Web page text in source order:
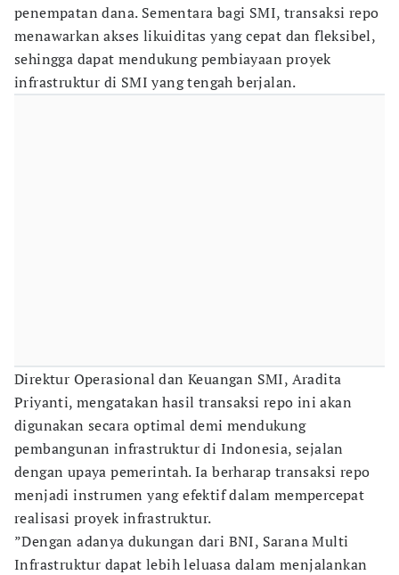
penempatan dana. Sementara bagi SMI, transaksi repo
menawarkan akses likuiditas yang cepat dan fleksibel,
sehingga dapat mendukung pembiayaan proyek
infrastruktur di SMI yang tengah berjalan.
Direktur Operasional dan Keuangan SMI, Aradita
Priyanti, mengatakan hasil transaksi repo ini akan
digunakan secara optimal demi mendukung
pembangunan infrastruktur di Indonesia, sejalan
dengan upaya pemerintah. Ia berharap transaksi repo
menjadi instrumen yang efektif dalam mempercepat
realisasi proyek infrastruktur.
”Dengan adanya dukungan dari BNI, Sarana Multi
Infrastruktur dapat lebih leluasa dalam menjalankan